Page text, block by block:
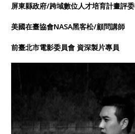
屏東縣政府/跨域數位人才培育計畫評委
美國在臺協會NASA黑客松/顧問講師
前臺北市電影委員會 資深製片專員